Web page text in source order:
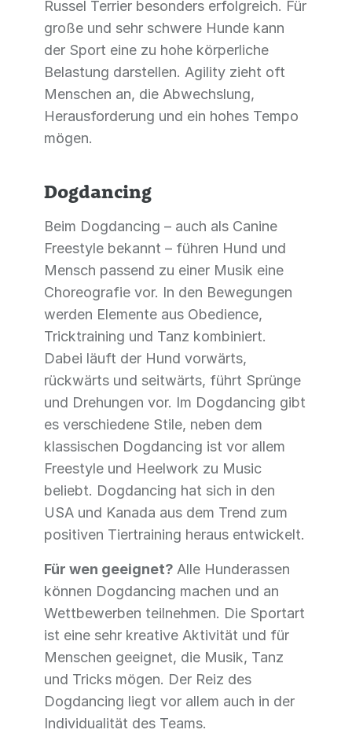
Russel Terrier besonders erfolgreich. Für
große und sehr schwere Hunde kann
der Sport eine zu hohe körperliche
Belastung darstellen. Agility zieht oft
Menschen an, die Abwechslung,
Herausforderung und ein hohes Tempo
mögen.
Dogdancing
Beim Dogdancing – auch als Canine
Freestyle bekannt – führen Hund und
Mensch passend zu einer Musik eine
Choreografie vor. In den Bewegungen
werden Elemente aus Obedience,
Tricktraining und Tanz kombiniert.
Dabei läuft der Hund vorwärts,
rückwärts und seitwärts, führt Sprünge
und Drehungen vor. Im Dogdancing gibt
es verschiedene Stile, neben dem
klassischen Dogdancing ist vor allem
Freestyle und Heelwork zu Music
beliebt. Dogdancing hat sich in den
USA und Kanada aus dem Trend zum
positiven Tiertraining heraus entwickelt.
Für wen geeignet? Alle Hunderassen
können Dogdancing machen und an
Wettbewerben teilnehmen. Die Sportart
ist eine sehr kreative Aktivität und für
Menschen geeignet, die Musik, Tanz
und Tricks mögen. Der Reiz des
Dogdancing liegt vor allem auch in der
Individualität des Teams.